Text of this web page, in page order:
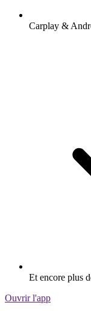
Carplay &
Et encore plus
Ouvrir l'app